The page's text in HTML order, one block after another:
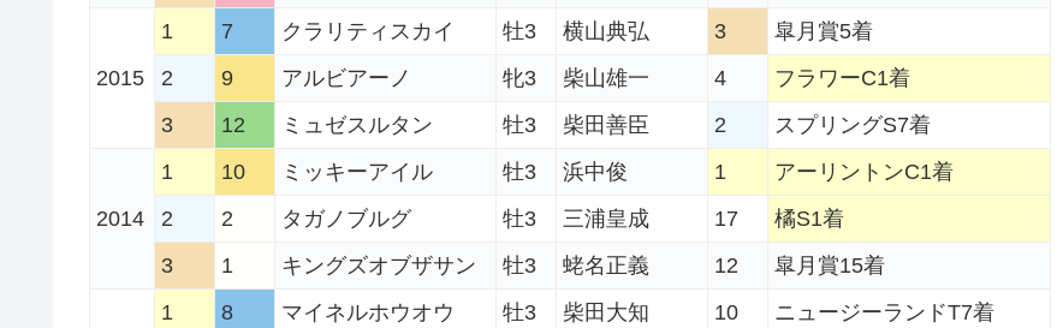
2015
1 7 クラリティスカイ 牡3 横山典弘 3
皐月賞5着
2
9 アルビアーノ 牝3 柴山雄一 4
フラワーC1着
3
12 ミュゼスルタン 牡3 柴田善臣 2 スプリングS7着
2014
1 10 ミッキーアイル 牡3 浜中俊 1
アーリントンC1着
2
2 タガノブルグ 牡3 三浦皇成 17
橘S1着
3
1 キングズオブザサン 牡3 蛯名正義 12 皐月賞15着
1 8 マイネルホウオウ 牡3 柴田大知 10
ニュージーランドT7着